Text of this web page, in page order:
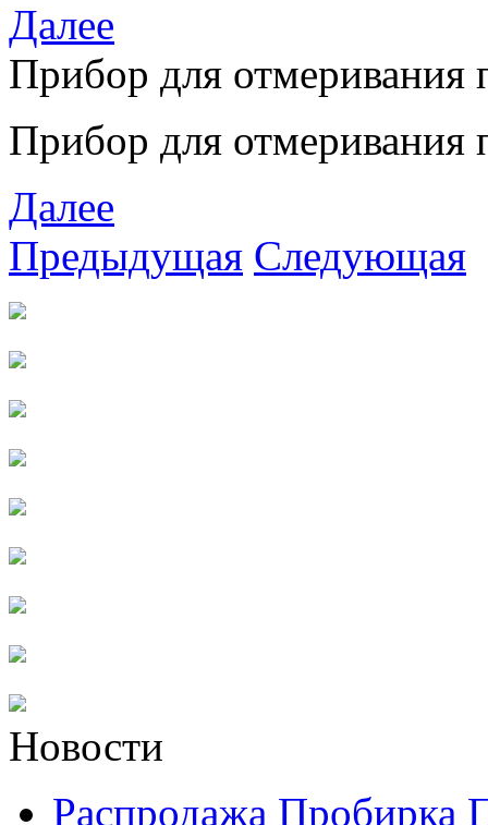
Далее
Прибор для отмеривания
Прибор для отмеривания
Далее
Предыдущая Следующая
Новости
Распродажа Пробирка